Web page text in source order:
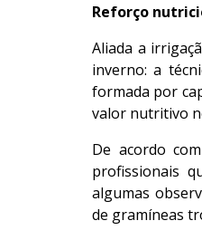
Reforço
Aliada a
inverno: a
formada por
valor nutritivo
De acordo
profissionais
algumas
de gramíneas